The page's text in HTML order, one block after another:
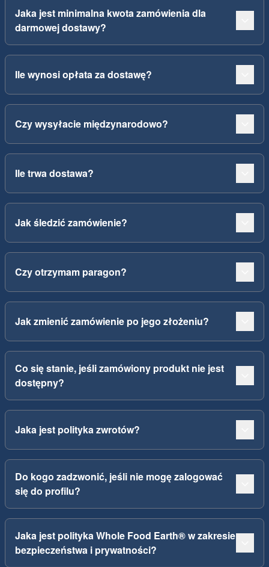
Jaka jest minimalna kwota zamówienia dla
darmowej dostawy?
Ile wynosi opłata za dostawę?
Czy wysyłacie międzynarodowo?
Ile trwa dostawa?
Jak śledzić zamówienie?
Czy otrzymam paragon?
Jak zmienić zamówienie po jego złożeniu?
Co się stanie, jeśli zamówiony produkt nie jest
dostępny?
Jaka jest polityka zwrotów?
Do kogo zadzwonić, jeśli nie mogę zalogować
się do profilu?
Jaka jest polityka Whole Food Earth® w zakresie
bezpieczeństwa i prywatności?